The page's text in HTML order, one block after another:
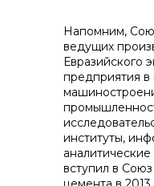
Напомним,
ведущих
Евразийского
предприятия в
институты,
вступил в